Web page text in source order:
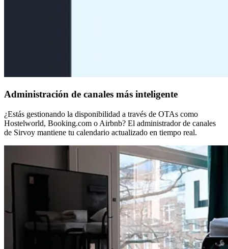
Administración de canales más inteligente
¿Estás gestionando la disponibilidad a través de OTAs como
Hostelworld, Booking.com o Airbnb? El administrador de canales
de Sirvoy mantiene tu calendario actualizado en tiempo real.